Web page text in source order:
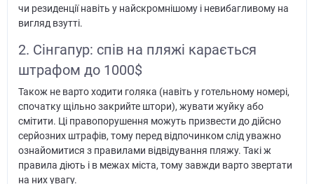
чи резиденції навіть у найскромнішому і невибагливому на
вигляд взутті.
2. Сінгапур: спів на пляжі карається
штрафом до 1000$
Також не варто ходити голяка (навіть у готельному номері,
спочатку щільно закрийте штори), жувати жуйку або
смітити. Ці правопорушення можуть призвести до дійсно
серйозних штрафів, тому перед відпочинком слід уважно
ознайомитися з правилами відвідування пляжу. Такі ж
правила діють і в межах міста, тому завжди варто звертати
на них увагу.